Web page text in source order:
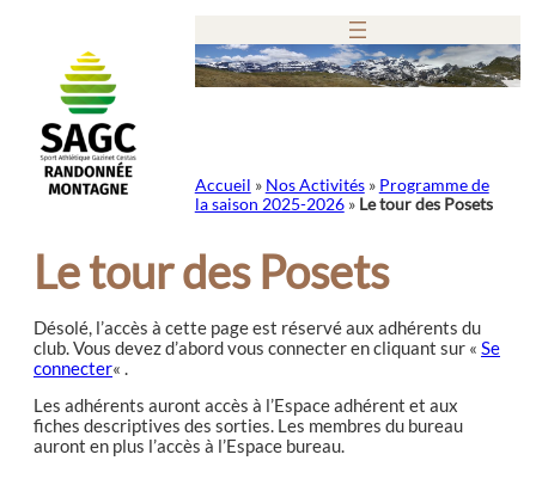
Accueil » Nos Activités» Programme de
la saison 2025-2026» Le tour des Posets
Le tour des Posets
Désolé, l’accès à cette page est réservé aux adhérents du
club. Vous devez d’abord vous connecter en cliquant sur « Se
connecter« .
Les adhérents auront accès à l’Espace adhérent et aux
fiches descriptives des sorties. Les membres du bureau
auront en plus l’accès à l’Espace bureau.